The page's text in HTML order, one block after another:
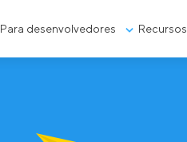
Para desenvolvedores Recursos